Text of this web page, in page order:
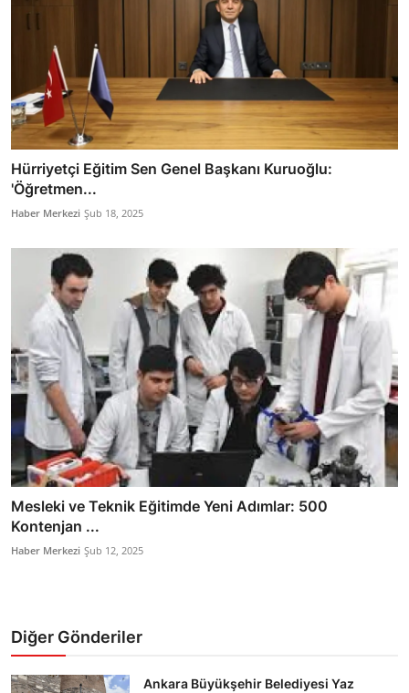
Hürriyetçi Eğitim Sen Genel Başkanı Kuruoğlu:
'Öğretmen...
Haber Merkezi Şub 18, 2025
Mesleki ve Teknik Eğitimde Yeni Adımlar: 500
Kontenjan ...
Haber Merkezi Şub 12, 2025
Diğer Gönderiler
Ankara Büyükşehir Belediyesi Yaz